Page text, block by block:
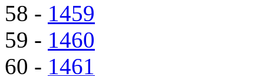
58 - 1459
59 - 1460
60 - 1461